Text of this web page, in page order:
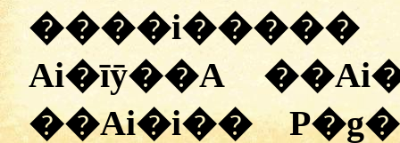
����i�����
Ai�īӯ��A
��Ai�i��